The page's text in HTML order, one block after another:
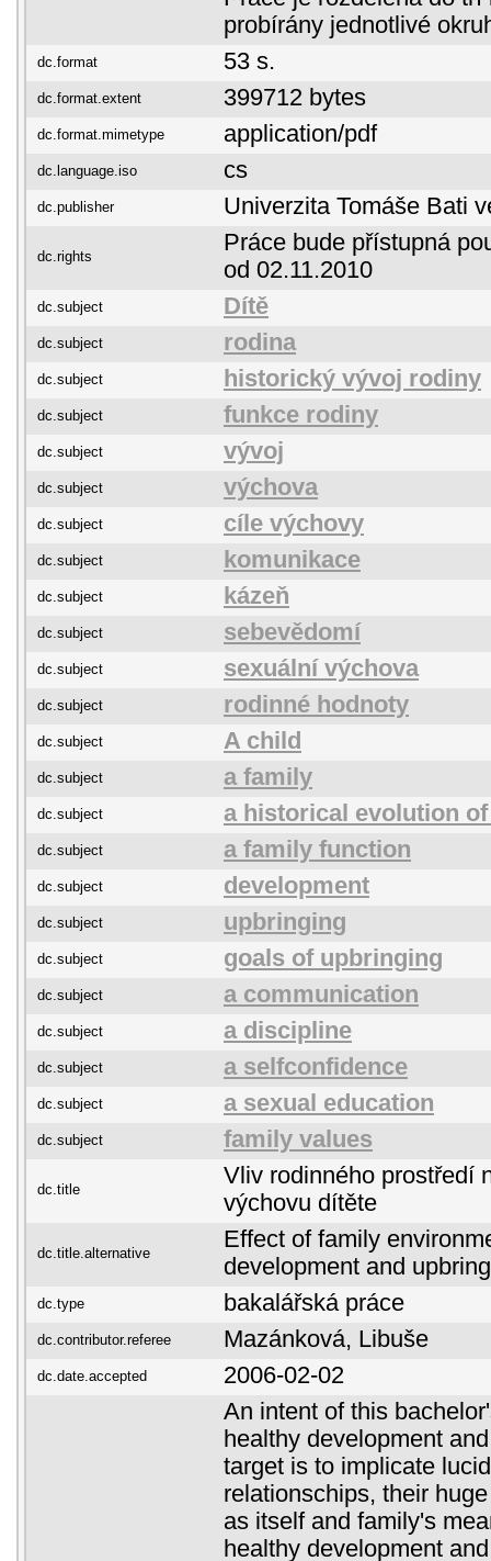
probírány jednotlivé
dc.format 53 s.
dc.format.extent 399712 bytes
dc.format.mimetype application/pdf
dc.language.iso cs
dc.publisher Univerzita Tomáše Bati
dc.rights
Práce bude přístupná
od 02.11.2010
dc.subject Dítě
dc.subject rodina
dc.subject historický vývoj rodiny
dc.subject funkce rodiny
dc.subject vývoj
dc.subject výchova
dc.subject cíle výchovy
dc.subject komunikace
dc.subject kázeň
dc.subject sebevědomí
dc.subject sexuální výchova
dc.subject rodinné hodnoty
dc.subject A child
dc.subject a family
dc.subject a historical evolution
dc.subject a family function
dc.subject development
dc.subject upbringing
dc.subject goals of upbringing
dc.subject a communication
dc.subject a discipline
dc.subject a selfconfidence
dc.subject a sexual education
dc.subject family values
dc.title
Vliv rodinného prostředí
výchovu dítěte
dc.title.alternative
Effect of family
development and
dc.type bakalářská práce
dc.contributor.referee Mazánková, Libuše
dc.date.accepted
2006-02-02
An intent of this
healthy development
target is to implicate
relationschips, their
as itself and family's
healthy development